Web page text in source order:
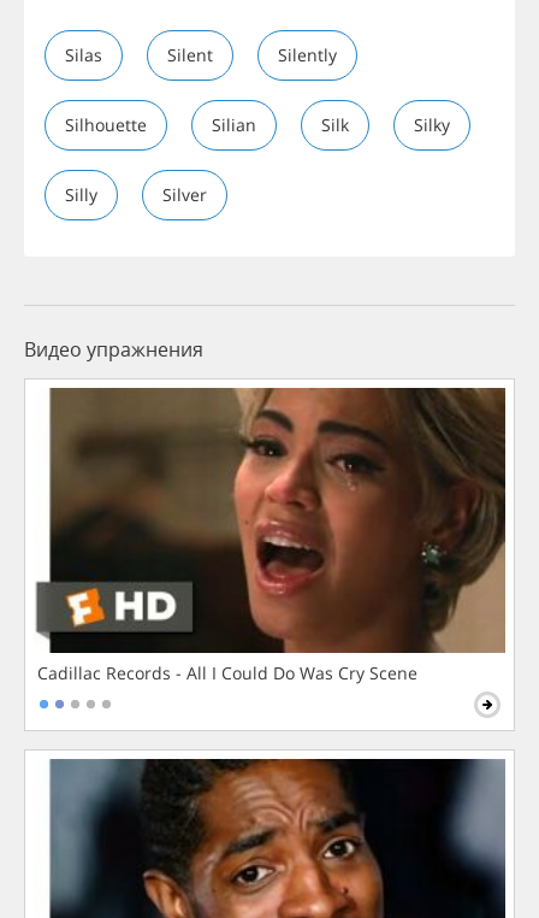
Silas Silent Silently
Silhouette Silian Silk Silky
Silly Silver
Видео упражнения
Cadillac Records - All I Could Do Was Cry Scene